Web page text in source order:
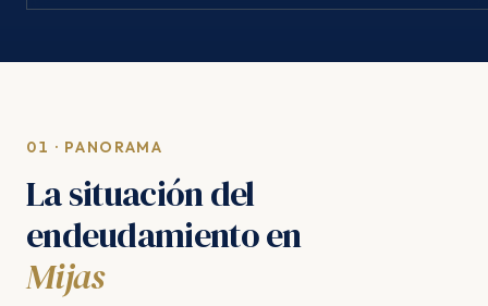
01 · PANORAMA
La situación del
endeudamiento en
Mijas